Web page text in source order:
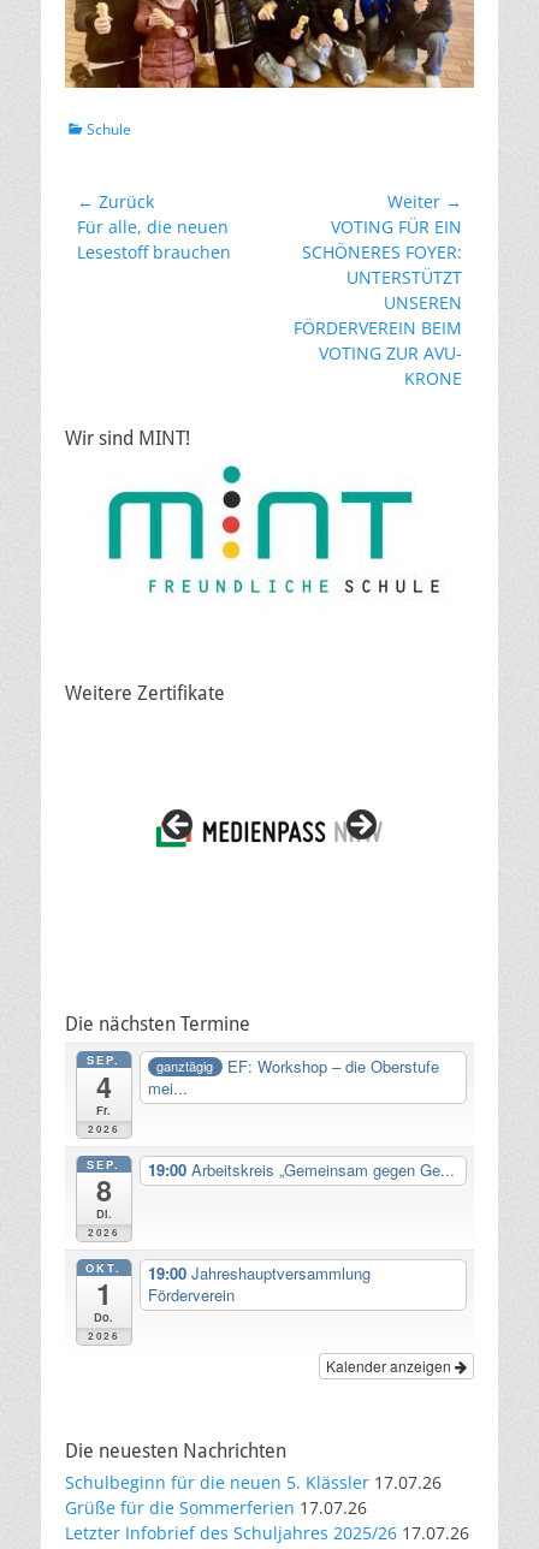
Kategorien
Schule
Beitragsnavigation
← Zurück
Vorheriger
Beitrag:
Für alle, die neuen
Lesestoff brauchen
Weiter →
Nächster
Beitrag:
VOTING FÜR EIN
SCHÖNERES FOYER:
UNTERSTÜTZT
UNSEREN
FÖRDERVEREIN BEIM
VOTING ZUR AVU-
KRONE
Wir sind MINT!
Weitere Zertifikate
Die nächsten Termine
SEP.
4
Fr.
2026
ganztägig
EF: Workshop – die Oberstufe
mei...
SEP.
8
Di.
2026
19:00 Arbeitskreis „Gemeinsam gegen Ge...
OKT.
1
Do.
2026
19:00 Jahreshauptversammlung
Förderverein
Kalender anzeigen
Die neuesten Nachrichten
Schulbeginn für die neuen 5. Klässler 17.07.26
Grüße für die Sommerferien 17.07.26
Letzter Infobrief des Schuljahres 2025/26 17.07.26